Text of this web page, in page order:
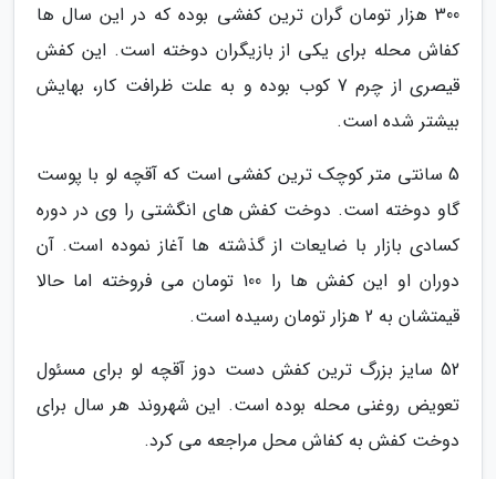
300 هزار تومان گران ترین کفشی بوده که در این سال ها
کفاش محله برای یکی از بازیگران دوخته است. این کفش
قیصری از چرم 7 کوب بوده و به علت ظرافت کار، بهایش
بیشتر شده است.
5 سانتی متر کوچک ترین کفشی است که آقچه لو با پوست
گاو دوخته است. دوخت کفش های انگشتی را وی در دوره
کسادی بازار با ضایعات از گذشته ها آغاز نموده است. آن
دوران او این کفش ها را 100 تومان می فروخته اما حالا
قیمتشان به 2 هزار تومان رسیده است.
52 سایز بزرگ ترین کفش دست دوز آقچه لو برای مسئول
تعویض روغنی محله بوده است. این شهروند هر سال برای
دوخت کفش به کفاش محل مراجعه می کرد.